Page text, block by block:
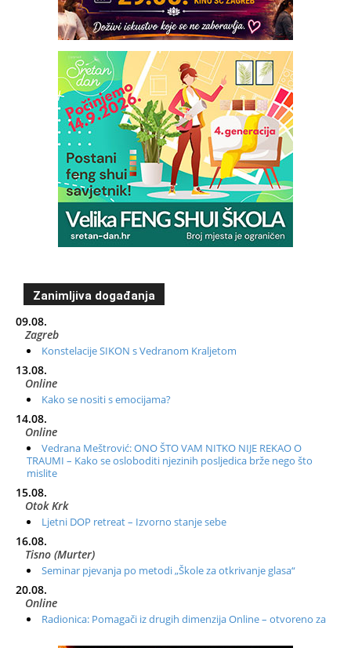
Zanimljiva događanja
09.08.
Zagreb
Konstelacije SIKON s Vedranom Kraljetom
13.08.
Online
Kako se nositi s emocijama?
14.08.
Online
Vedrana Meštrović: ONO ŠTO VAM NITKO NIJE REKAO O
TRAUMI – Kako se osloboditi njezinih posljedica brže nego što
mislite
15.08.
Otok Krk
Ljetni DOP retreat – Izvorno stanje sebe
16.08.
Tisno (Murter)
Seminar pjevanja po metodi „Škole za otkrivanje glasa“
20.08.
Online
Radionica: Pomagači iz drugih dimenzija Online – otvoreno za